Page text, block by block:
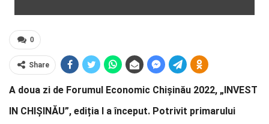
0
Share
A doua zi de Forumul Economic Chișinău 2022, „INVEST
IN CHIȘINĂU”, ediția I a început. Potrivit primarului